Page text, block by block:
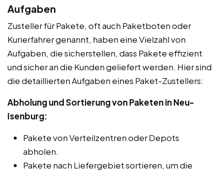
Aufgaben
Zusteller für Pakete, oft auch Paketboten oder
Kurierfahrer genannt, haben eine Vielzahl von
Aufgaben, die sicherstellen, dass Pakete effizient
und sicher an die Kunden geliefert werden. Hier sind
die detaillierten Aufgaben eines Paket-Zustellers:
Abholung und Sortierung von Paketen in Neu-
Isenburg:
Pakete von Verteilzentren oder Depots
abholen.
Pakete nach Liefergebiet sortieren, um die